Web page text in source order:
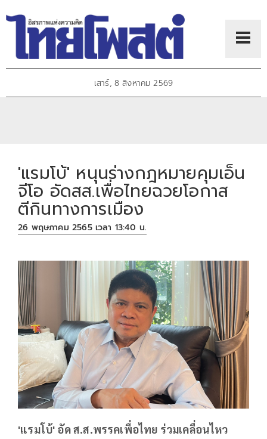
เสาร์, 8 สิงหาคม 2569
'แรมโบ้' หนุนร่างกฎหมายคุมเอ็น
จีโอ อัดสส.เพื่อไทยฉวยโอกาส
ตีกินทางการเมือง
26 พฤษภาคม 2565 เวลา 13:40 น.
'แรมโบ้' อัด ส.ส.พรรคเพื่อไทย ร่วมเคลื่อนไหว